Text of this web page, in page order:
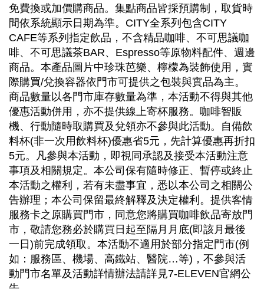
免費換或加價購商品。集點商品皆採預購制，取貨時
間依系統顯示日期為準。CITY全系列包含CITY
CAFE等系列指定飲品，不含精品咖啡、不可思議咖
啡、不可思議茶BAR、Espresso等原物料配件、週邊
商品。本產品圖片中珍珠芭樂、檸檬為裝飾使用，實
際購買/兌換容器依門市可提供之包裝與實品為主。
商品數量以各門市庫存數量為準，本活動不得與其他
優惠活動併用，亦不提供線上寄杯服務。咖啡智販
機、行動隨時取購買及兌領亦不參與此活動。自備飲
料杯(非一次用飲料杯)優惠省5元，先計算優惠再折扣
5元。凡參與本活動，即視同承認及接受本活動注意
事項及相關規定。本公司保有隨時修正、暫停或終止
本活動之權利，若有未盡事宜，悉以本公司之相關公
告辦理；本公司保留最終解釋及決定權利。提供客情
服務卡之原購買門市，同意您將購買咖啡飲品寄放門
市，敬請您務必於購買日起至隔月月底(即該月最後
一日)前完成領取。本活動不適用於部分指定門市(例
如：服務區、機場、高鐵站、醫院…等)，不參與活
動門市名單及活動詳情辦法請詳見7-ELEVEN官網公